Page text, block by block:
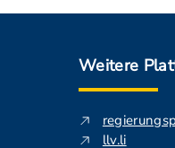
Weitere
llv.li